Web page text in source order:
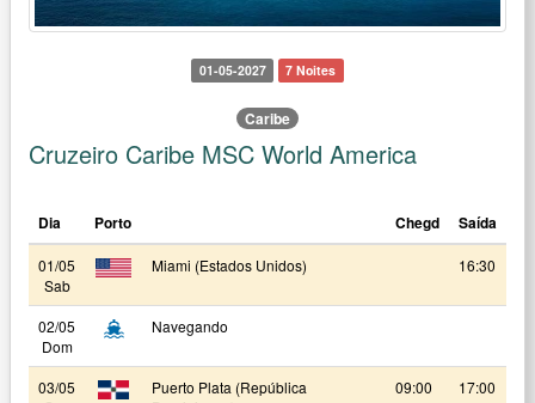
01-05-2027 7 Noites
Caribe
Cruzeiro Caribe MSC World America
Dia Porto Chegd Saída
01/05
Sab
Miami (Estados Unidos) 16:30
02/05
Dom
Navegando
03/05
Puerto Plata (República
09:00 17:00